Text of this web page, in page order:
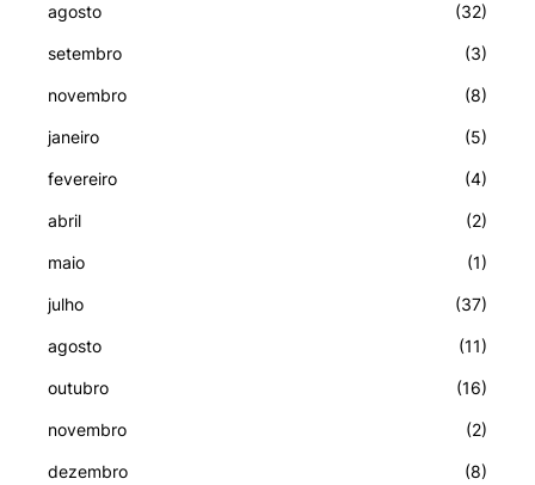
agosto (32)
setembro (3)
novembro (8)
janeiro (5)
fevereiro (4)
abril (2)
maio (1)
julho (37)
agosto (11)
outubro (16)
novembro (2)
dezembro (8)